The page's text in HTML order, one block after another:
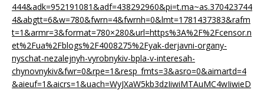
444&adk=952191081&adf=438292960&pi=t.ma~as.370423744
4&abgtt=6&w=780&fwrn=4&fwrnh=0&lmt=1781437383&rafm
t=1&armr=3&format=780×280&url=https%3A%2F%2Fcensor.n
et%2Fua%2Fblogs%2F4008275%2Fyak-derjavni-organy-
nyschat-nezalejnyh-vyrobnykiv-bpla-v-interesah-
chynovnykiv&fwr=0&rpe=1&resp_fmts=3&asro=0&aimartd=4
&aieuf=1&aicrs=1&uach=WyJXaW5kb3dzIiwiMTAuMC4wIiwieD